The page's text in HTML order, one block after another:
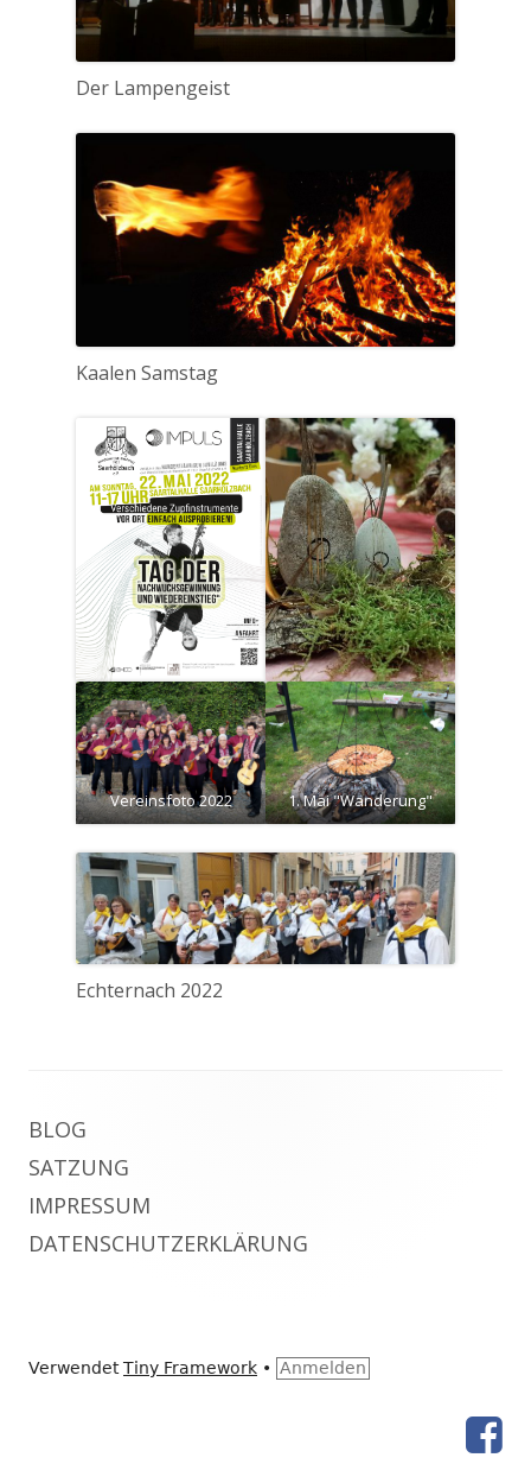
Der Lampengeist
Kaalen Samstag
Vereinsfoto 2022 1. Mai "Wanderung"
Echternach 2022
Inhalt
BLOG
SATZUNG
IMPRESSUM
DATENSCHUTZERKLÄRUNG
VerwendetTiny Framework • Anmelden